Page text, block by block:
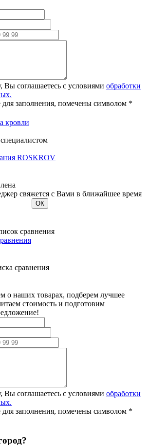
соглашаетесь с условиями обработки
для заполнения, помечены символом *
кровли
ROSKROV
свяжется с Вами в ближайшее время
сравнения
сравнения
о наших товарах, подберем лучшее
стоимость и подготовим
соглашаетесь с условиями обработки
для заполнения, помечены символом *